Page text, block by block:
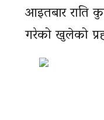
आइतबार राति
गरेको खुलेको